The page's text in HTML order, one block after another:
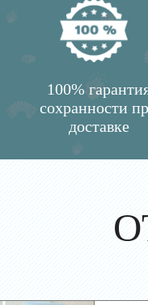
100%
сохранности
доставке